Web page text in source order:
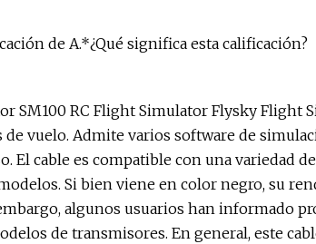
de A.*¿Qué significa esta calificación?
SM100 RC Flight Simulator Flysky Flight
de vuelo. Admite varios software de
El cable es compatible con una variedad
Si bien viene en color negro, su
algunos usuarios han informado
de transmisores. En general, este